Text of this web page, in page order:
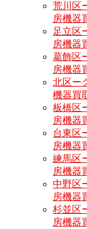
荒川区
房機器
足立区
房機器
葛飾区
房機器
北区ー
機器買
板橋区
房機器
台東区
房機器
練馬区
房機器
中野区
房機器
杉並区
房機器